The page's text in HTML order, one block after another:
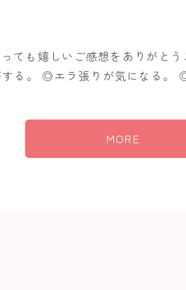
ても嬉しいご感想をありがと
する。 ◎エラ張りが気になる
MORE